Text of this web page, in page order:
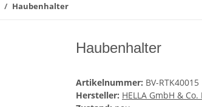
Haubenhalter
Haubenhalter
Artikelnummer: BV-RTK40015
Hersteller: HELLA GmbH & Co.